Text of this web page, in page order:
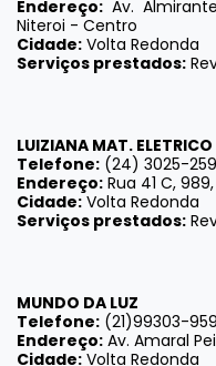
Endereço: Av.
Niteroi - Centro
Cidade: Volta Redonda
Serviços prestados:
LUIZIANA MAT. ELETRICO
Telefone: (24) 3025-
Endereço: Rua 41 C,
Cidade: Volta Redonda
Serviços prestados:
MUNDO DA LUZ
Telefone: (21)99303-
Endereço: Av. Amaral
Cidade: Volta Redonda